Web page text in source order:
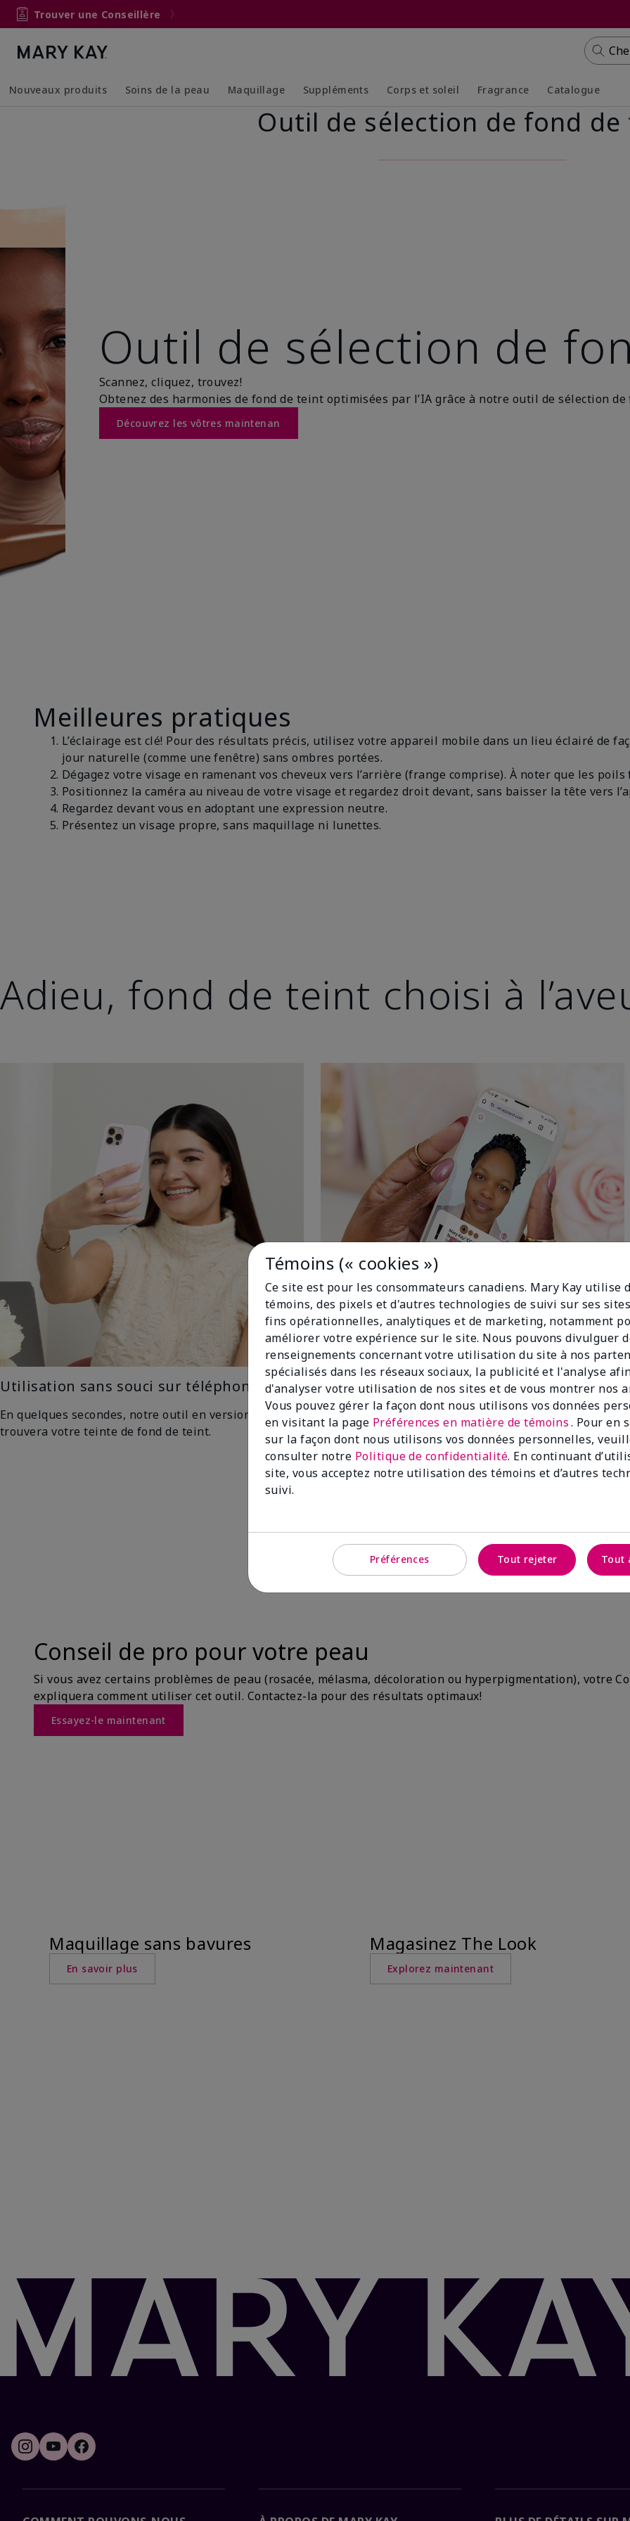
Trouver une Conseillère
Nouveaux produits Soins de la peau Maquillage
Collapsed
Expanded
Suppléments Corps et soleil
Collapsed
Expanded
Fragrance
Collapsed
Expanded
Catalogue
Outil de sélection de fond
Outil de sélection de
Scannez, cliquez, trouvez!
Obtenez des harmonies de fond de teint optimisées par l’IA grâce à notre outil de sélection
Découvrez les vôtres maintenan
Meilleures pratiques
L’éclairage est clé! Pour des résultats précis, utilisez votre appareil mobile dans un lieu éclairé de
jour naturelle (comme une fenêtre) sans ombres portées.
Dégagez votre visage en ramenant vos cheveux vers l’arrière (frange comprise). À noter que les
Positionnez la caméra au niveau de votre visage et regardez droit devant, sans baisser la tête vers
Regardez devant vous en adoptant une expression neutre.
Présentez un visage propre, sans maquillage ni lunettes.
Adieu, fond de teint choisi à
Utilisation sans souci sur téléphone
En quelques secondes, notre outil en version mobile
trouvera votre teinte de fond de teint.
Bon éclairage, résultats optimaux
Notre technologie de l’IA élimine les devinettes avec
l’ingéniosité de l’apprentissage automatique —
mettez-vous devant une fenêtre pour un éclairage
uniforme et naturel pour obtenir les meilleurs
résultats.
Conseil de pro pour votre peau
Si vous avez certains problèmes de peau (rosacée, mélasma, décoloration ou hyperpigmentation), votre
expliquera comment utiliser cet outil. Contactez-la pour des résultats optimaux!
Essayez-le maintenant
Maquillage sans bavures
En savoir plus
Magasinez The Look
Explorez maintenant
Témoins (« cookies »)
Ce site est pour les consommateurs canadiens. Mary Kay utilise
témoins, des pixels et d'autres technologies de suivi sur ses
fins opérationnelles, analytiques et de marketing, notamment
améliorer votre expérience sur le site. Nous pouvons divulguer
renseignements concernant votre utilisation du site à nos
spécialisés dans les réseaux sociaux, la publicité et l'analyse
d'analyser votre utilisation de nos sites et de vous montrer nos
Vous pouvez gérer la façon dont nous utilisons vos données
en visitant la page Préférences en matière de témoins. Pour en
sur la façon dont nous utilisons vos données personnelles,
consulter notre Politique de confidentialité. En continuant
site, vous acceptez notre utilisation des témoins et d’autres
suivi.
Préférences Tout rejeter Tout